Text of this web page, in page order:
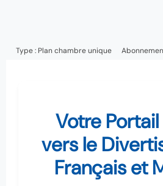
Type : Plan chambre unique
Votre
vers le
Français et